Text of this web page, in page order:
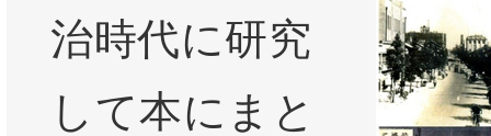
治時代に研究
して本にまと